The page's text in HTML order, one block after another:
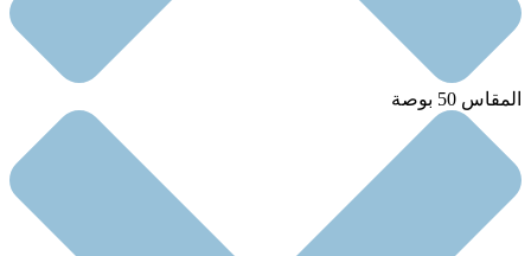
المقاس 50 بوصة